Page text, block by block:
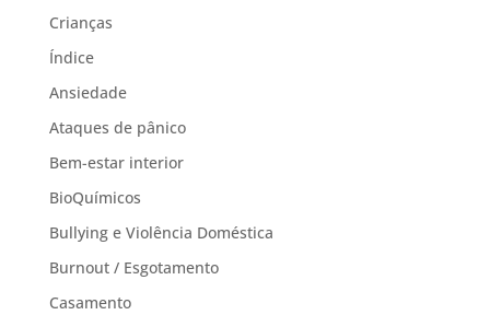
Crianças
Índice
Ansiedade
Ataques de pânico
Bem-estar interior
BioQuímicos
Bullying e Violência Doméstica
Burnout / Esgotamento
Casamento